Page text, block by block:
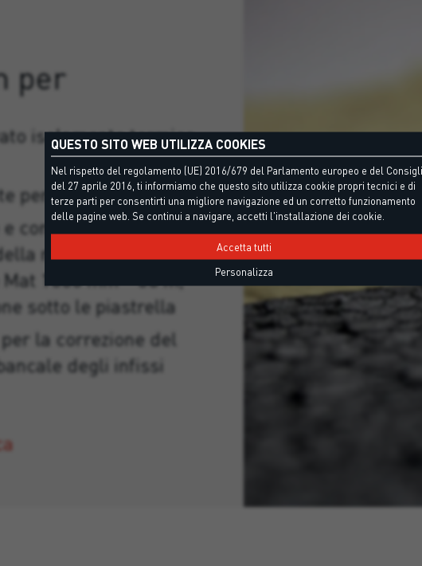
per
isolamento termico
per interno ed esterno
compatto, per la posa
membrana e
1000 mm – 50 m,
sotto le piastrella
la correzione del
degli infissi
QUESTO SITO WEB UTILIZZA COOKIES
Nel rispetto del regolamento (UE) 2016/679 del Parlamento europeo e del
del 27 aprile 2016, ti informiamo che questo sito utilizza cookie propri tecnici e di
terze parti per consentirti una migliore navigazione ed un corretto funzionamento
delle pagine web. Se continui a navigare, accetti l'installazione dei cookie.
Accetta tutti
Personalizza